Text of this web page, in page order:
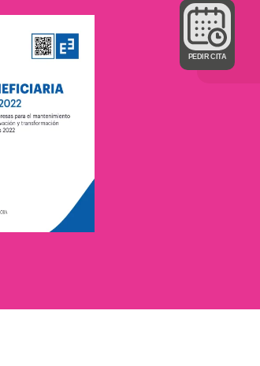
PEDIR CITA